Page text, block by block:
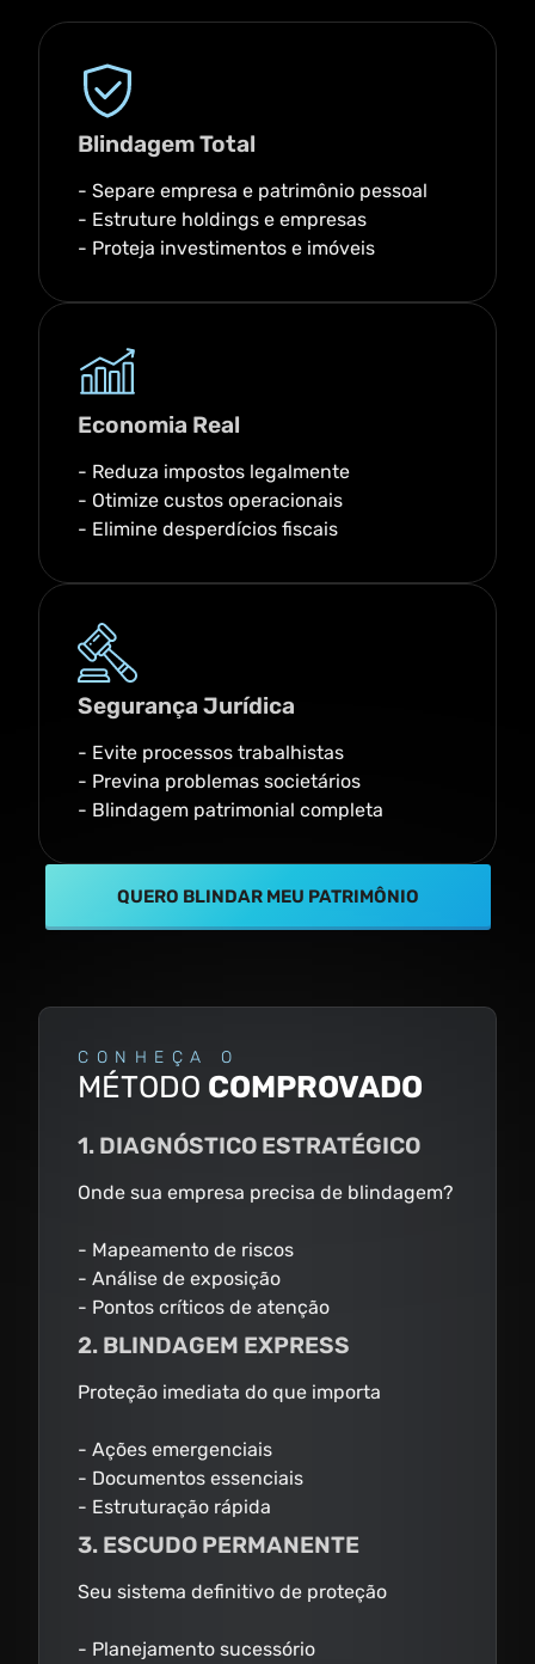
Blindagem Total
- Separe empresa e patrimônio pessoal
- Estruture holdings e empresas
- Proteja investimentos e imóveis
Economia Real
- Reduza impostos legalmente
- Otimize custos operacionais
- Elimine desperdícios fiscais
Segurança Jurídica
- Evite processos trabalhistas
- Previna problemas societários
- Blindagem patrimonial completa
QUERO BLINDAR MEU PATRIMÔNIO
CONHEÇA O
MÉTODO COMPROVADO
1. DIAGNÓSTICO ESTRATÉGICO
Onde sua empresa precisa de blindagem?
- Mapeamento de riscos
- Análise de exposição
- Pontos críticos de atenção
2. BLINDAGEM EXPRESS
Proteção imediata do que importa
- Ações emergenciais
- Documentos essenciais
- Estruturação rápida
3. ESCUDO PERMANENTE
Seu sistema definitivo de proteção
- Planejamento sucessório